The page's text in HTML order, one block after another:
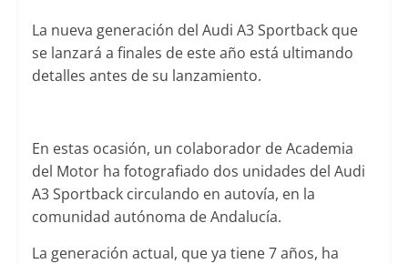
La nueva generación del Audi A3 Sportback que
se lanzará a finales de este año está ultimando
detalles antes de su lanzamiento.
En estas ocasión, un colaborador de Academia
del Motor ha fotografiado dos unidades del Audi
A3 Sportback circulando en autovía, en la
comunidad autónoma de Andalucía.
La generación actual, que ya tiene 7 años, ha